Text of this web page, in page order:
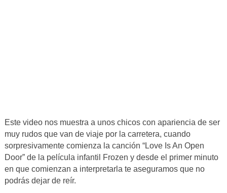
Este video nos muestra a unos chicos con apariencia de ser
muy rudos que van de viaje por la carretera, cuando
sorpresivamente comienza la canción “Love Is An Open
Door” de la película infantil Frozen y desde el primer minuto
en que comienzan a interpretarla te aseguramos que no
podrás dejar de reír.